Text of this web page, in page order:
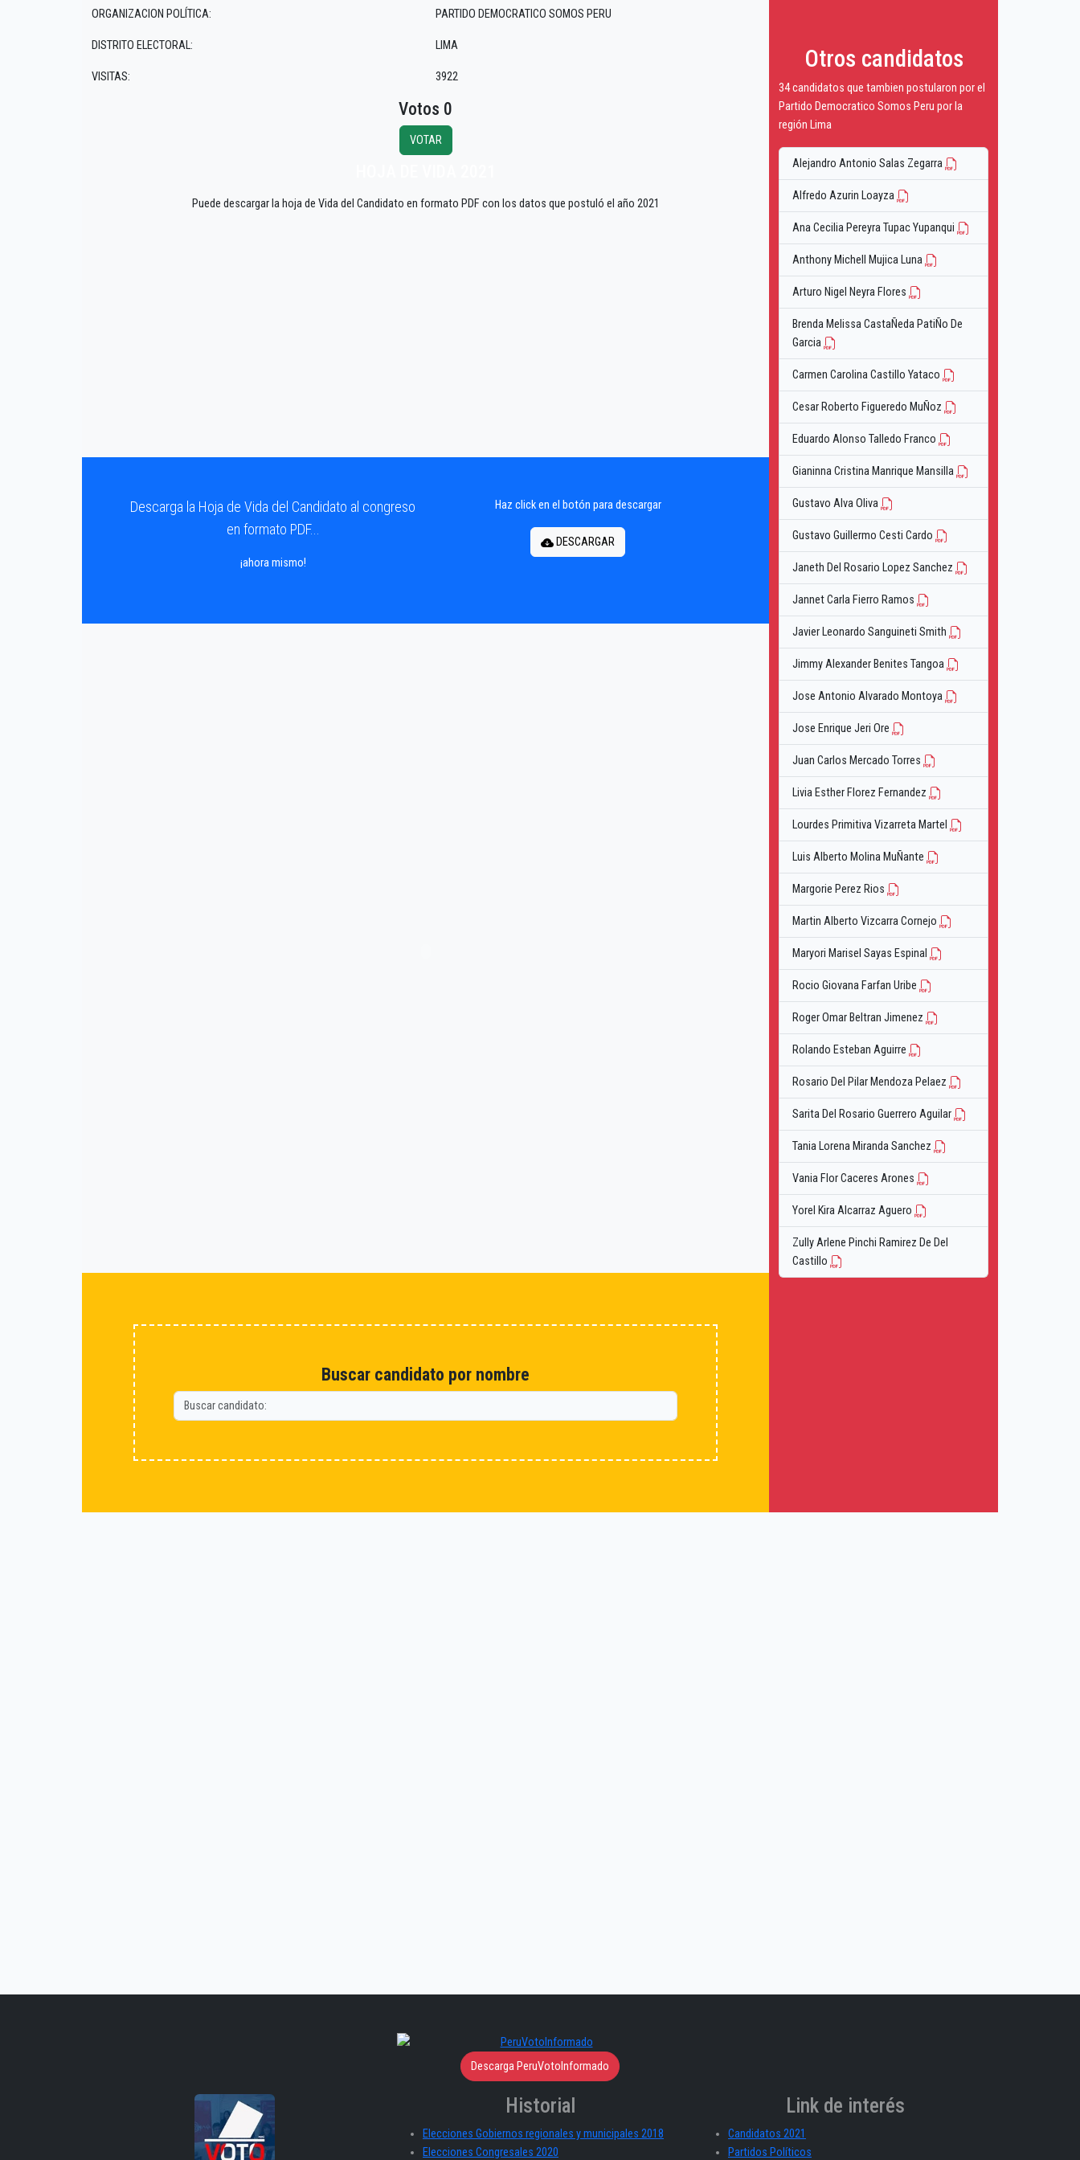
ORGANIZACION POLÍTICA:
DISTRITO ELECTORAL:
VISITAS:
PARTIDO DEMOCRATICO SOMOS PERU
LIMA
3922
Votos 0
VOTAR
Puede descargar la hoja de Vida del Candidato en formato PDF con los datos que postuló el año 2021
Descarga la Hoja de Vida del Candidato al congreso
en formato PDF...
¡ahora mismo!
Haz click en el botón para descargar
DESCARGAR
Buscar candidato por nombre
Otros candidatos
34 candidatos que tambien postularon por el
Partido Democratico Somos Peru por la
región Lima
Alejandro Antonio Salas Zegarra
Alfredo Azurin Loayza
Ana Cecilia Pereyra Tupac Yupanqui
Anthony Michell Mujica Luna
Arturo Nigel Neyra Flores
Brenda Melissa CastaÑeda PatiÑo De
Garcia
Carmen Carolina Castillo Yataco
Cesar Roberto Figueredo MuÑoz
Eduardo Alonso Talledo Franco
Gianinna Cristina Manrique Mansilla
Gustavo Alva Oliva
Gustavo Guillermo Cesti Cardo
Janeth Del Rosario Lopez Sanchez
Jannet Carla Fierro Ramos
Javier Leonardo Sanguineti Smith
Jimmy Alexander Benites Tangoa
Jose Antonio Alvarado Montoya
Jose Enrique Jeri Ore
Juan Carlos Mercado Torres
Livia Esther Florez Fernandez
Lourdes Primitiva Vizarreta Martel
Luis Alberto Molina MuÑante
Margorie Perez Rios
Martin Alberto Vizcarra Cornejo
Maryori Marisel Sayas Espinal
Rocio Giovana Farfan Uribe
Roger Omar Beltran Jimenez
Rolando Esteban Aguirre
Rosario Del Pilar Mendoza Pelaez
Sarita Del Rosario Guerrero Aguilar
Tania Lorena Miranda Sanchez
Vania Flor Caceres Arones
Yorel Kira Alcarraz Aguero
Zully Arlene Pinchi Ramirez De Del
Castillo
Descarga PeruVotoInformado
Historial
Elecciones Gobiernos regionales y municipales 2018
Elecciones Congresales 2020
Link de interés
Candidatos 2021
Partidos Políticos